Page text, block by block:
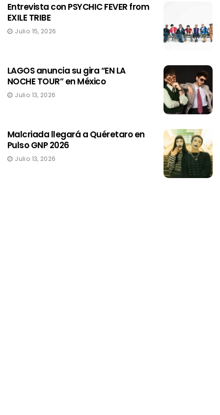
Entrevista con PSYCHIC FEVER from
EXILE TRIBE
Julio 15, 2026
LAGOS anuncia su gira “EN LA
NOCHE TOUR” en México
Julio 13, 2026
Malcriada llegará a Quéretaro en
Pulso GNP 2026
Julio 13, 2026